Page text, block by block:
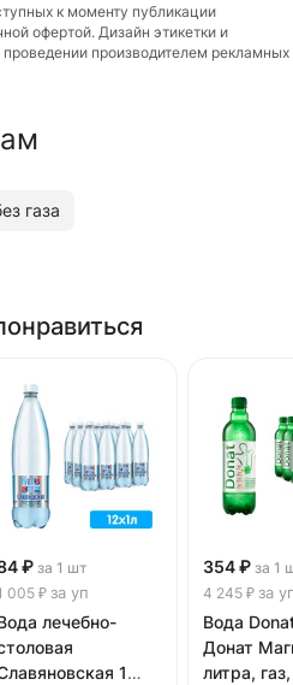
к моменту публикации
офертой. Дизайн этикетки и
производителем рекламных
газа
₽ за 1 шт
005 ₽ за уп
лечебно-
1
354 ₽ за 1
4 245 ₽ за
Вода
Донат
литра,